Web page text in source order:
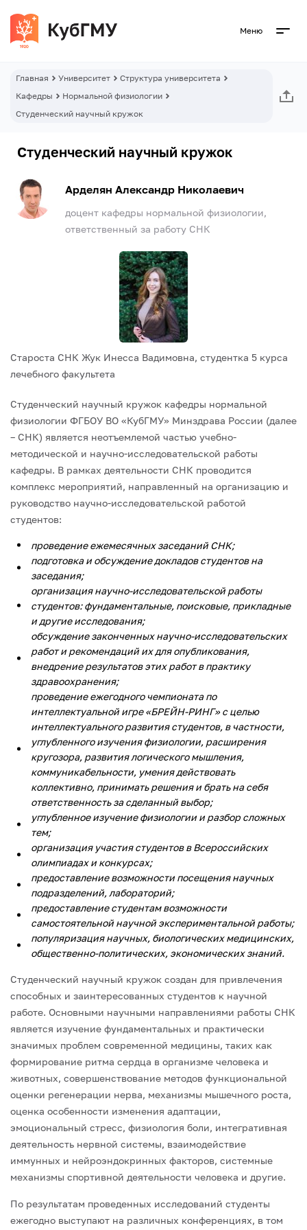
Меню
Главная Университет
Структура университета
Кафедры
Нормальной физиологии
Студенческий научный кружок
Студенческий научный кружок
Арделян Александр Николаевич
доцент кафедры нормальной физиологии,
ответственный за работу СНК
Староста СНК Жук Инесса Вадимовна, студентка 5 курса
лечебного факультета
Студенческий научный кружок кафедры нормальной
физиологии ФГБОУ ВО «КубГМУ» Минздрава России (далее
– СНК) является неотъемлемой частью учебно-
методической и научно-исследовательской работы
кафедры. В рамках деятельности СНК проводится
комплекс мероприятий, направленный на организацию и
руководство научно-исследовательской работой
студентов:
проведение ежемесячных заседаний СНК;
подготовка и обсуждение докладов студентов на
заседания;
организация научно-исследовательской работы
студентов: фундаментальные, поисковые, прикладные
и другие исследования;
обсуждение законченных научно-исследовательских
работ и рекомендаций их для опубликования,
внедрение результатов этих работ в практику
здравоохранения;
проведение ежегодного чемпионата по
интеллектуальной игре «БРЕЙН-РИНГ» с целью
интеллектуального развития студентов, в частности,
углубленного изучения физиологии, расширения
кругозора, развития логического мышления,
коммуникабельности, умения действовать
коллективно, принимать решения и брать на себя
ответственность за сделанный выбор;
углубленное изучение физиологии и разбор сложных
тем;
организация участия студентов в Всероссийских
олимпиадах и конкурсах;
предоставление возможности посещения научных
подразделений, лабораторий;
предоставление студентам возможности
самостоятельной научной экспериментальной работы;
популяризация научных, биологических медицинских,
общественно-политических, экономических знаний.
Студенческий научный кружок создан для привлечения
способных и заинтересованных студентов к научной
работе. Основными научными направлениями работы СНК
является изучение фундаментальных и практически
значимых проблем современной медицины, таких как
формирование ритма сердца в организме человека и
животных, совершенствование методов функциональной
оценки регенерации нерва, механизмы мышечного роста,
оценка особенности изменения адаптации,
эмоциональный стресс, физиология боли, интегративная
деятельность нервной системы, взаимодействие
иммунных и нейроэндокринных факторов, системные
механизмы спортивной деятельности человека и другие.
По результатам проведенных исследований студенты
ежегодно выступают на различных конференциях, в том